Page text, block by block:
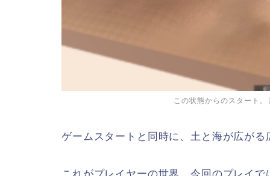
この状態からのスタート
ゲームスタートと同時に、土と海が広が